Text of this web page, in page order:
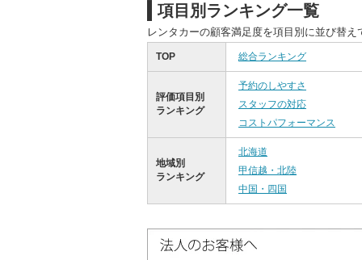
項目別ランキング一覧
レンタカーの顧客満足度を項目別に並び替
TOP 総合ランキング
評価項目別
ランキング
予約のしやすさ
スタッフの対応
コストパフォーマンス
地域別
ランキング
北海道
甲信越・北陸
中国・四国